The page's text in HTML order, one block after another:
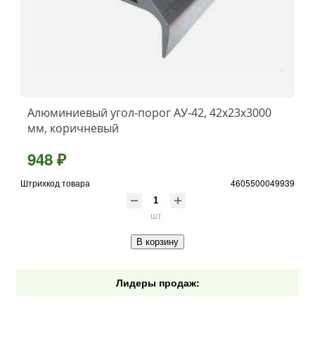
Алюминиевый угол-порог АУ-42, 42x23x3000
мм, коричневый
948 ₽
Штрихкод товара 4605500049939
шт
В корзину
Лидеры продаж: